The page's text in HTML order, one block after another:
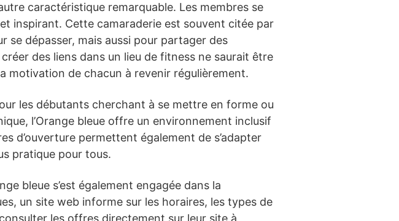
caractéristique remarquable. Les membres se
inspirant. Cette camaraderie est souvent citée par
se dépasser, mais aussi pour partager des
des liens dans un lieu de fitness ne saurait être
motivation de chacun à revenir régulièrement.
les débutants cherchant à se mettre en forme ou
l’Orange bleue offre un environnement inclusif
d’ouverture permettent également de s’adapter
pratique pour tous.
bleue s’est également engagée dans la
un site web informe sur les horaires, les types de
les offres directement sur leur site à